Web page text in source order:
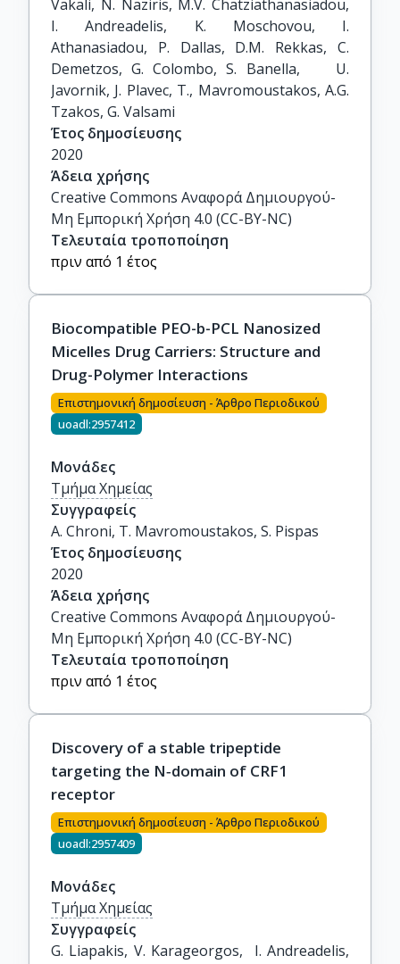
Vakali, N. Naziris, M.V. Chatziathanasiadou,
I. Andreadelis, K. Moschovou, I.
Athanasiadou, P. Dallas, D.M. Rekkas, C.
Demetzos, G. Colombo, S. Banella,    U.
Javornik, J. Plavec, T., Mavromoustakos, A.G.
Tzakos, G. Valsami
Έτος δημοσίευσης
2020
Άδεια χρήσης
Creative Commons Αναφορά Δημιουργού-
Μη Εμπορική Χρήση 4.0 (CC-BY-NC)
Τελευταία τροποποίηση
πριν από 1 έτος
Biocompatible PEO-b-PCL Nanosized
Micelles Drug Carriers: Structure and
Drug-Polymer Interactions
Επιστημονική δημοσίευση - Άρθρο Περιοδικού
uoadl:2957412
Μονάδες
Τμήμα Χημείας
Συγγραφείς
A. Chroni, T. Mavromoustakos, S. Pispas
Έτος δημοσίευσης
2020
Άδεια χρήσης
Creative Commons Αναφορά Δημιουργού-
Μη Εμπορική Χρήση 4.0 (CC-BY-NC)
Τελευταία τροποποίηση
πριν από 1 έτος
Discovery of a stable tripeptide
targeting the N‑domain of CRF1
receptor
Επιστημονική δημοσίευση - Άρθρο Περιοδικού
uoadl:2957409
Μονάδες
Τμήμα Χημείας
Συγγραφείς
G. Liapakis, V. Karageorgos,  I. Andreadelis,